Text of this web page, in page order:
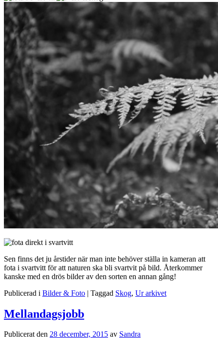
Sen finns det ju årstider när man inte behöver ställa in kameran att
fota i svartvitt för att naturen ska bli svartvit på bild. Återkommer
kanske med en drös bilder av den sorten en annan gång!
Publicerad i Bilder & Foto | Taggad Skog, Ur arkivet
Mellandagsjobb
Publicerat den 28 december, 2015 av Sandra